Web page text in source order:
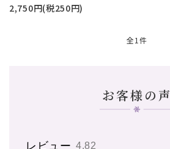
11月誕生石
2,750円(税250円)
全1件
お客様の声
レビュー 4.82